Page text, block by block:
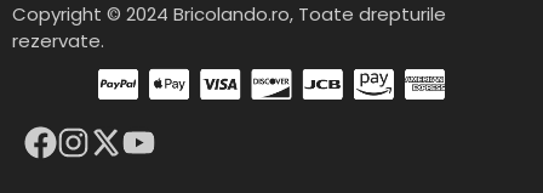
Copyright © 2024 Bricolando.ro, Toate drepturile
rezervate.